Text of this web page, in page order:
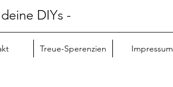
DIYs -
Treue-Sperenzien Impressum